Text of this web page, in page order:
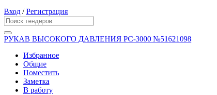
Вход /Регистрация
РУКАВ ВЫСОКОГО ДАВЛЕНИЯ РС-3000 №51621098
Избранное
Общие
Поместить
Заметка
В работу